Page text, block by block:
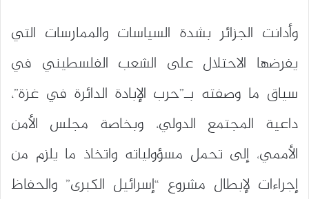
وأدانت الجزائر بشدة السياسات والممارسات التي
يفرضها الاحتلال على الشعب الفلسطيني في
سياق ما وصفته بـ”حرب الإبادة الدائرة في غزة”،
داعية المجتمع الدولي، وبخاصة مجلس الأمن
الأممي، إلى تحمل مسؤولياته واتخاذ ما يلزم من
إجراءات لإبطال مشروع “إسرائيل الكبرى” والحفاظ